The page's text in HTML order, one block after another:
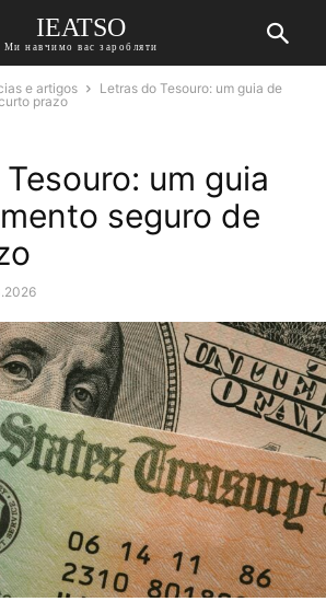
IEATSO
Ми навчимо вас заробляти
e artigos
Letras do Tesouro: um guia de
prazo
um guia
seguro de